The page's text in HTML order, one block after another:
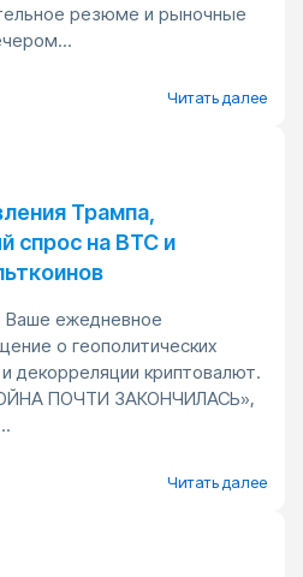
резюме и рыночные
Читать далее
Трампа,
спрос на BTC и
Ваше ежедневное
о геополитических
декорреляции криптовалют.
ПОЧТИ ЗАКОНЧИЛАСЬ»,
Читать далее